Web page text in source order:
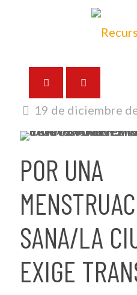
19 de diciembre
POR UNA
SANA/LA
EXIGE